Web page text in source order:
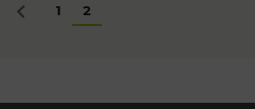
Zurück
1 2